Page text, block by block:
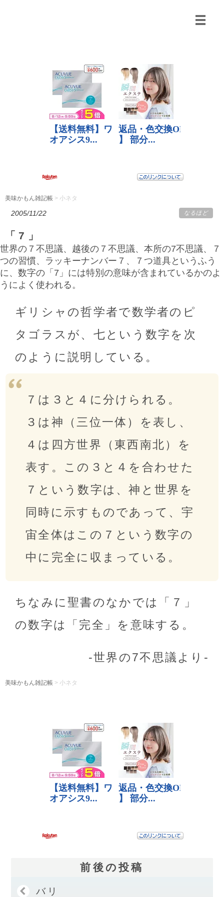
美味かもん雑記帳 > 小ネタ
2005/11/22 なるほど
「7」
世界の７不思議、越後の７不思議、本所の7不思議、７
つの習慣、ラッキーナンバー７、７つ道具というふう
に、数字の「7」には特別の意味が含まれているかのよ
うによく使われる。
ギリシャの哲学者で数学者のピ
タゴラスが、七という数字を次
のように説明している。
７は３と４に分けられる。
３は神（三位一体）を表し、
４は四方世界（東西南北）を
表す。この３と４を合わせた
７という数字は、神と世界を
同時に示すものであって、宇
宙全体はこの７という数字の
中に完全に収まっている。
ちなみに聖書のなかでは「７」
の数字は「完全」を意味する。
-世界の7不思議より-
美味かもん雑記帳 > 小ネタ
前後の投稿
バリ